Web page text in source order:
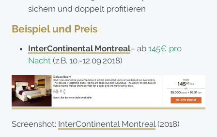
sichern und doppelt profitieren
Beispiel und Preis
InterContinental Montreal– ab 145€ pro
Nacht (z.B. 10.-12.09.2018)
Screenshot: InterContinental Montreal (2018)